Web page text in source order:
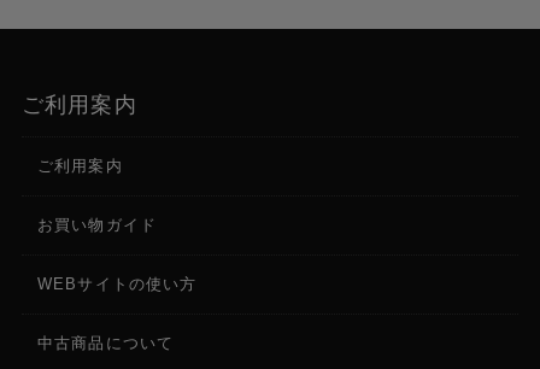
ご利用案内
ご利用案内
お買い物ガイド
WEBサイトの使い方
中古商品について